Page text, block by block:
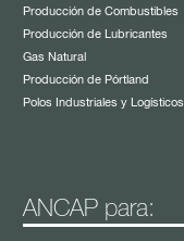
Producción de Combustibles
Producción de Lubricantes
Gas Natural
Producción de Pórtland
Polos Industriales y Logísticos
ANCAP para: